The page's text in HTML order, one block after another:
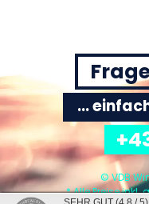
© VDB
* Alle Preise inkl.
...